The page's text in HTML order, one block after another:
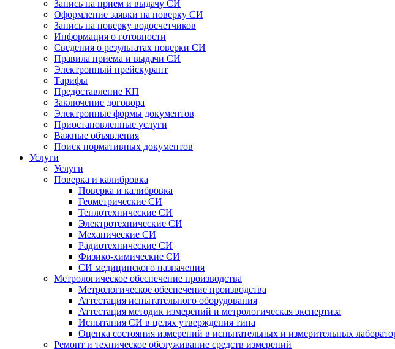
Запись на прием и выдачу СИ
Оформление заявки на поверку СИ
Запись на поверку водосчетчиков
Информация о готовности
Сведения о результатах поверки СИ
Правила приема и выдачи СИ
Электронный прейскурант
Тарифы
Предоставление КП
Заключение договора
Электронные формы документов
Приостановленные услуги
Важные объявления
Поиск нормативных документов
Услуги
Услуги
Поверка и калибровка
Поверка и калибровка
Геометрические СИ
Теплотехнические СИ
Электротехнические СИ
Механические СИ
Радиотехнические СИ
Физико-химические СИ
СИ медицинского назначения
Метрологическое обеспечение производства
Метрологическое обеспечение производства
Аттестация испытательного оборудования
Аттестация методик измерений и метрологическая экспертиза
Испытания СИ в целях утверждения типа
Оценка состояния измерений в испытательных и измерительных
Ремонт и техническое обслуживание средств измерений